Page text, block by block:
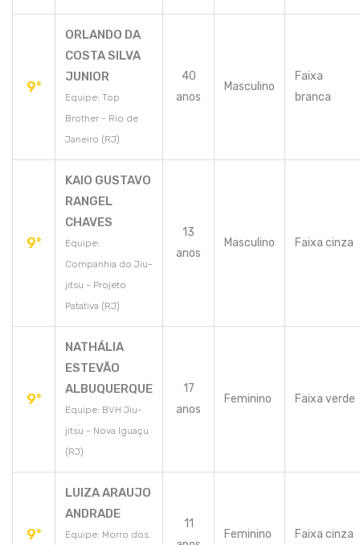
9º
ORLANDO DA
COSTA SILVA
JUNIOR
Equipe: Top
Brother - Rio de
Janeiro (RJ)
40
anos
Masculino
Faixa
branca
9º
KAIO GUSTAVO
RANGEL
CHAVES
Equipe:
Companhia do Jiu-
jitsu - Projeto
Patativa (RJ)
13
anos
Masculino Faixa cinza
9º
NATHÁLIA
ESTEVÃO
ALBUQUERQUE
Equipe: BVH Jiu-
jitsu - Nova Iguaçu
(RJ)
17
anos
Feminino Faixa verde
9º
LUIZA ARAUJO
ANDRADE
Equipe: Morro dos
11
Feminino Faixa cinza